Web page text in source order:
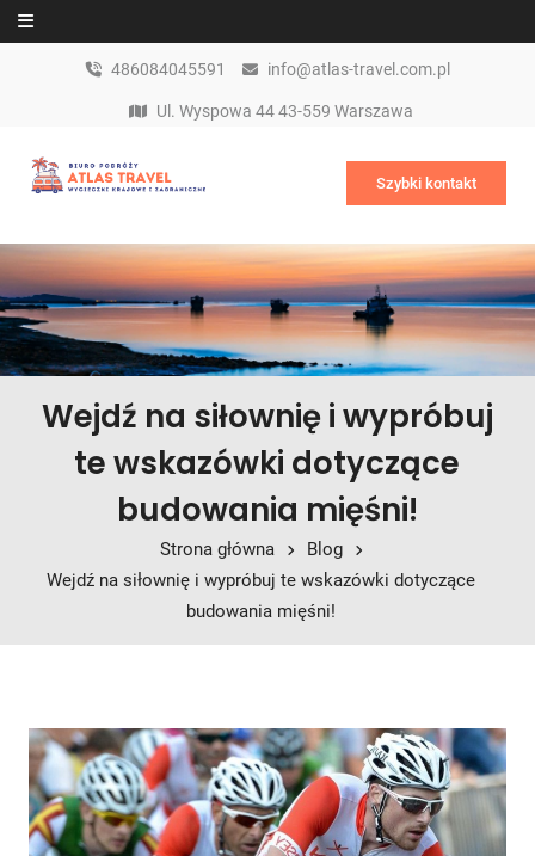
Skip to content
486084045591 info@atlas-travel.com.pl
Ul. Wyspowa 44 43-559 Warszawa
Szybki kontakt
Wejdź na siłownię i wypróbuj
te wskazówki dotyczące
budowania mięśni!
Strona główna
Blog
Wejdź na siłownię i wypróbuj te wskazówki dotyczące
budowania mięśni!